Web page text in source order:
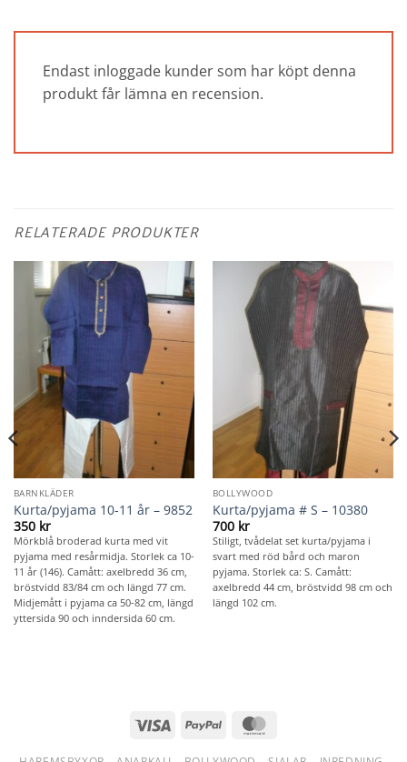
Endast inloggade kunder som har köpt denna
produkt får lämna en recension.
RELATERADE PRODUKTER
BARNKLÄDER
Kurta/pyjama 10-11 år – 9852
350 kr
Mörkblå broderad kurta med vit
pyjama med resårmidja. Storlek ca 10-
11 år (146). Camått: axelbredd 36 cm,
bröstvidd 83/84 cm och längd 77 cm.
Midjemått i pyjama ca 50-82 cm, längd
yttersida 90 och inndersida 60 cm.
BOLLYWOOD
Kurta/pyjama # S – 10380
700 kr
Stiligt, tvådelat set kurta/pyjama i
svart med röd bård och maron
pyjama. Storlek ca: S. Camått:
axelbredd 44 cm, bröstvidd 98 cm och
längd 102 cm.
Visa PayPal